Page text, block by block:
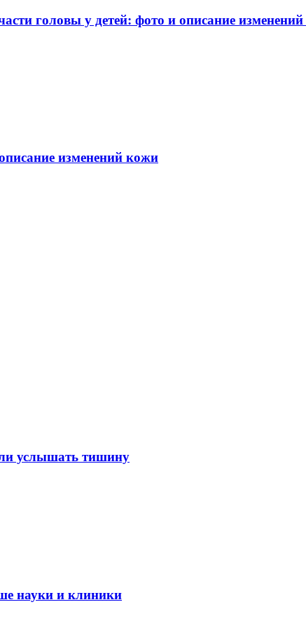
головы у детей: фото и описание
изменений кожи
услышать тишину
науки и клиники